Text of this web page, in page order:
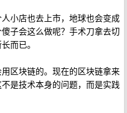
小店也去上市，地球也会变成
子会这么做呢？手术刀拿去切
而已。
区块链的。现在的区块链拿来
是技术本身的问题，而是实践